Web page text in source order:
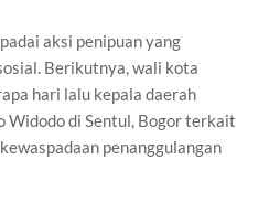
aksi penipuan yang
Berikutnya, wali kota
hari lalu kepala daerah
Widodo di Sentul, Bogor terkait
penanggulangan